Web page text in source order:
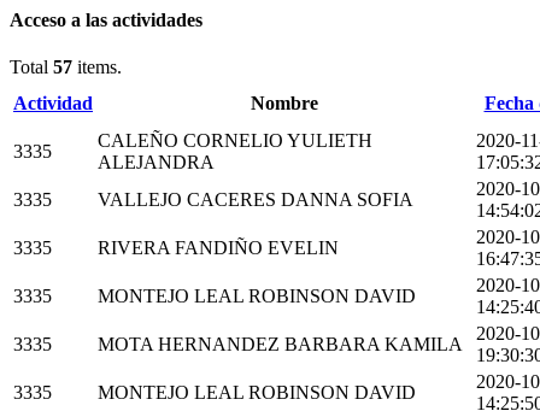
Acceso a las actividades
Total 57 items.
Actividad
Nombre Fecha
3335
CALEÑO CORNELIO YULIETH
ALEJANDRA
2020-
3335
VALLEJO CACERES DANNA SOFIA
2020-
3335
RIVERA FANDIÑO EVELIN
2020-
3335
MONTEJO LEAL ROBINSON DAVID
2020-
3335
MOTA HERNANDEZ BARBARA KAMILA
2020-
3335
MONTEJO LEAL ROBINSON DAVID
2020-